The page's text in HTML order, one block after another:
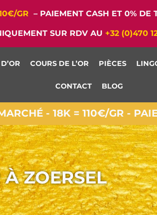
GR – PAIEMENT CASH ET 0% DE
SUR RDV AU +32 (0)470
COURS DE L’OR PIÈCES
CONTACT BLOG
- 18K = 110€/GR -
ZOERSEL